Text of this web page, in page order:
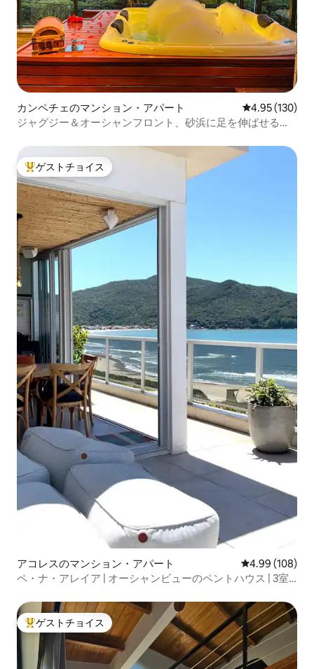
カンペチェのマンション・アパート レビュー130
4.95 (130)
ジャグジー＆オーシャンフロント、砂浜に足を伸ばせる、3
大好評のゲストチョイスです。
ゲストチョイス
アコレスのマンション・アパート レビュー108
4.99 (108)
ペ・ナ・アレイア | オーシャンビューのペントハウス | 3室
大好評のゲストチョイスです。
ゲストチョイス